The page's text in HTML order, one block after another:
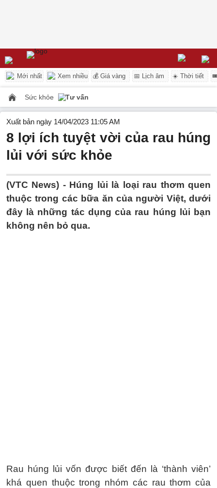
Mới nhất Xem nhiều 💰 Giá vàng 📅 Lịch âm ☀️ Thời tiết
Sức khỏe Tư vấn
Xuất bản ngày 14/04/2023 11:05 AM
8 lợi ích tuyệt vời của rau húng
lủi với sức khỏe
(VTC News) - Húng lủi là loại rau thơm quen
thuộc trong các bữa ăn của người Việt, dưới
đây là những tác dụng của rau húng lủi bạn
không nên bỏ qua.
Rau húng lủi vốn được biết đến là ‘thành viên’
khá quen thuộc trong nhóm các rau thơm của